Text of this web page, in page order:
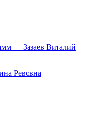
— Зазаев Виталий
Ревовна